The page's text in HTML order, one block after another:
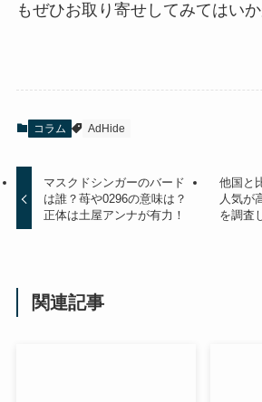
もぜひお取り寄せしてみてはいか
コラム AdHide
マスクドシンガーのバード
は誰？苺や0296の意味は？
正体は土屋アンナが有力！
他国と
人気が
を調査
関連記事